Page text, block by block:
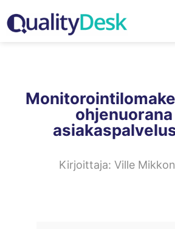
ohjenuorana
Kirjoittaja: Ville